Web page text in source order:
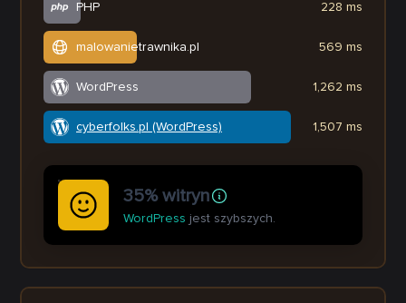
PHP
malowanietrawnika.pl
WordPress
cyberfolks.pl (WordPress)
228 ms
569 ms
1,262 ms
1,507 ms
35% witryn
WordPress jest szybszych.